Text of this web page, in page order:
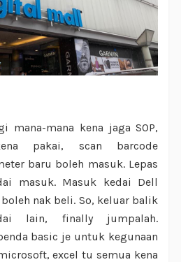
mana-mana kena jaga SOP,
pakai, scan barcode
baru boleh masuk. Lepas
masuk. Masuk kedai Dell
nak beli. So, keluar balik
lain, finally jumpalah.
basic je untuk kegunaan
excel tu semua kena